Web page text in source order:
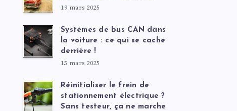
19 mars 2025
Systèmes de bus CAN dans
la voiture : ce qui se cache
derrière !
15 mars 2025
Réinitialiser le frein de
stationnement électrique ?
Sans testeur, ça ne marche